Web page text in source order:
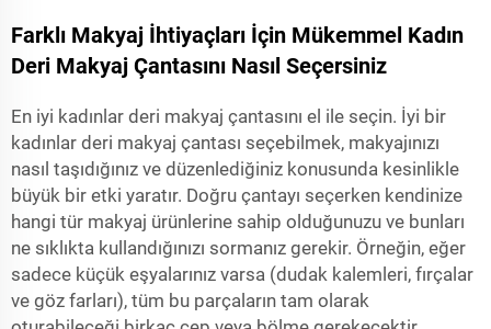
Farklı Makyaj İhtiyaçları İçin Mükemmel Kadın
Deri Makyaj Çantasını Nasıl Seçersiniz
En iyi kadınlar deri makyaj çantasını el ile seçin. İyi bir
kadınlar deri makyaj çantası seçebilmek, makyajınızı
nasıl taşıdığınız ve düzenlediğiniz konusunda kesinlikle
büyük bir etki yaratır. Doğru çantayı seçerken kendinize
hangi tür makyaj ürünlerine sahip olduğunuzu ve bunları
ne sıklıkta kullandığınızı sormanız gerekir. Örneğin, eğer
sadece küçük eşyalarınız varsa (dudak kalemleri, fırçalar
ve göz farları), tüm bu parçaların tam olarak